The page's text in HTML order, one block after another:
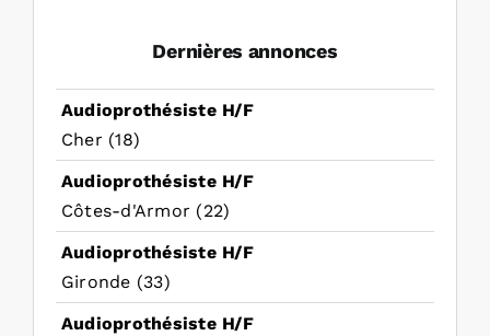
Dernières annonces
Audioprothésiste H/F
Cher (18)
Audioprothésiste H/F
Côtes-d'Armor (22)
Audioprothésiste H/F
Gironde (33)
Audioprothésiste H/F